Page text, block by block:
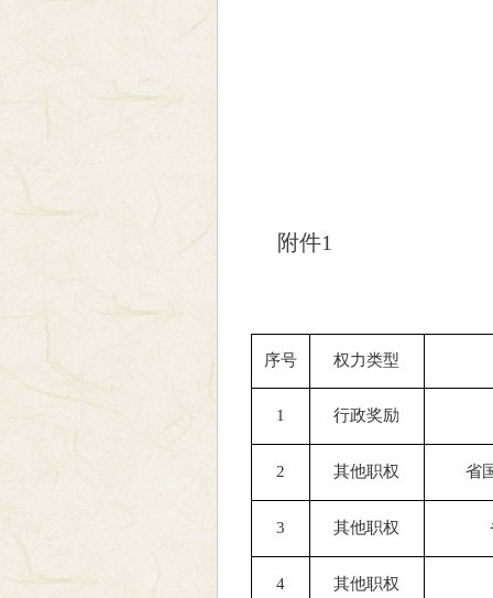
附件1
序号 权力类型
1 行政奖励
2 其他职权 省
3 其他职权
4 其他职权